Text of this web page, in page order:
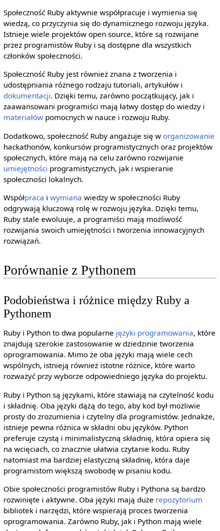
Społeczność Ruby aktywnie współpracuje i wymienia się
wiedzą, co przyczynia się do dynamicznego rozwoju języka.
Istnieje wiele projektów open source, które są rozwijane
przez programistów Ruby i są dostępne dla wszystkich
członków społeczności.
Społeczność Ruby jest również znana z tworzenia i
udostępniania różnego rodzaju tutoriali, artykułów i
dokumentacji. Dzięki temu, zarówno początkujący, jak i
zaawansowani programiści mają łatwy dostęp do wiedzy i
materiałówpomocnych w nauce i rozwoju Ruby.
Dodatkowo, społeczność Ruby angażuje się w organizowanie
hackathonów, konkursów programistycznych oraz projektów
społecznych, które mają na celu zarówno rozwijanie
umiejętności programistycznych, jak i wspieranie
społeczności lokalnych.
Współpraca i wymiana wiedzy w społeczności Ruby
odgrywają kluczową rolę w rozwoju języka. Dzięki temu,
Ruby stale ewoluuje, a programiści mają możliwość
rozwijania swoich umiejętności i tworzenia innowacyjnych
rozwiązań.
Porównanie z Pythonem
Podobieństwa i różnice między Ruby a
Pythonem
Ruby i Python to dwa popularne języki programowania, które
znajdują szerokie zastosowanie w dziedzinie tworzenia
oprogramowania. Mimo że oba języki mają wiele cech
wspólnych, istnieją również istotne różnice, które warto
rozważyć przy wyborze odpowiedniego języka do projektu.
Ruby i Python są językami, które stawiają na czytelność kodu
i składnię. Oba języki dążą do tego, aby kod był możliwie
prosty do zrozumienia i czytelny dla programistów. Jednakże,
istnieje pewna różnica w składni obu języków. Python
preferuje czystą i minimalistyczną składnię, która opiera się
na wcięciach, co znacznie ułatwia czytanie kodu. Ruby
natomiast ma bardziej elastyczną składnię, która daje
programistom większą swobodę w pisaniu kodu.
Obie społeczności programistów Ruby i Pythona są bardzo
rozwinięte i aktywne. Oba języki mają duże repozytorium
bibliotek i narzędzi, które wspierają proces tworzenia
oprogramowania. Zarówno Ruby, jak i Python mają wiele